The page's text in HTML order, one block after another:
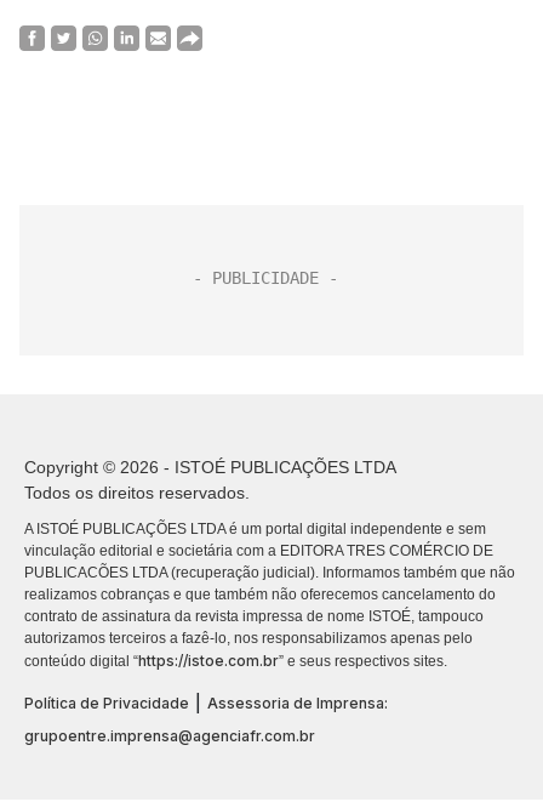
Copyright © 2026 - ISTOÉ PUBLICAÇÕES LTDA
Todos os direitos reservados.
A ISTOÉ PUBLICAÇÕES LTDA é um portal digital independente e sem
vinculação editorial e societária com a EDITORA TRES COMÉRCIO DE
PUBLICACÕES LTDA (recuperação judicial). Informamos também que não
realizamos cobranças e que também não oferecemos cancelamento do
contrato de assinatura da revista impressa de nome ISTOÉ, tampouco
autorizamos terceiros a fazê-lo, nos responsabilizamos apenas pelo
conteúdo digital “https://istoe.com.br” e seus respectivos sites.
Política de Privacidade
Assessoria de Imprensa:
grupoentre.imprensa@agenciafr.com.br